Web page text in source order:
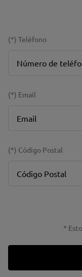
(*) Teléfono
(*) Email
(*) Código Postal
*